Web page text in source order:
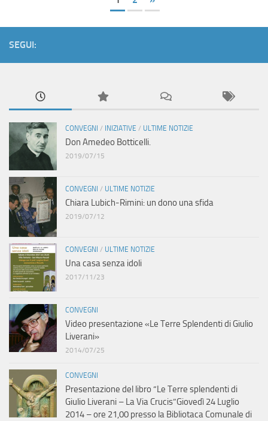
SEGUI:
CONVEGNI / INIZIATIVE / ULTIME NOTIZIE
Don Amedeo Botticelli.
2019/07/15
CONVEGNI / ULTIME NOTIZIE
Chiara Lubich-Rimini: un dono una sfida
2019/07/12
CONVEGNI / ULTIME NOTIZIE
Una casa senza idoli
2017/11/23
CONVEGNI
Video presentazione «Le Terre Splendenti di Giulio
Liverani»
2014/07/25
CONVEGNI
Presentazione del libro “Le Terre splendenti di
Giulio Liverani – La Via Crucis”Giovedì 24 Luglio
2014 – ore 21,00 presso la Bibliotaca Comunale di